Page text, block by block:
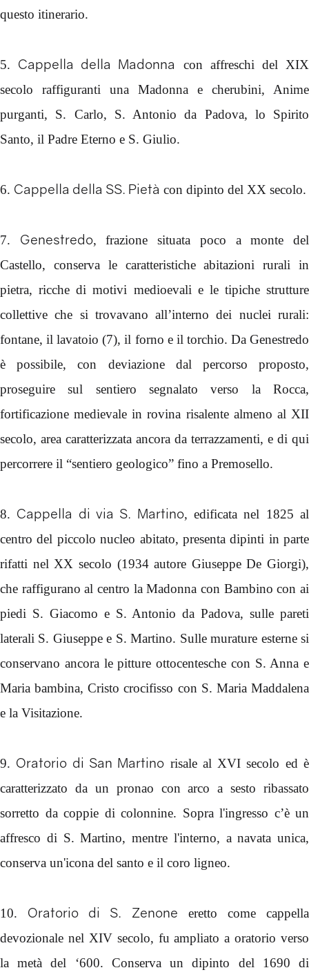
questo itinerario.
5. Cappella della Madonna
con affreschi del XIX
secolo raffiguranti una Madonna e cherubini, Anime
purganti, S. Carlo, S. Antonio da Padova, lo Spirito
Santo, il Padre Eterno e S. Giulio.
6. Cappella della SS. Pietà con dipinto del XX secolo.
7. Genestredo, frazione situata poco a monte del
Castello, conserva le caratteristiche abitazioni rurali in
pietra, ricche di motivi medioevali e le tipiche strutture
collettive che si trovavano all’interno dei nuclei rurali:
fontane, il lavatoio (7), il forno e il torchio. Da Genestredo
è possibile, con deviazione dal percorso proposto,
proseguire sul sentiero segnalato verso la Rocca,
fortificazione medievale in rovina risalente almeno al XII
secolo, area caratterizzata ancora da terrazzamenti, e di qui
percorrere il “sentiero geologico” fino a Premosello.
8. Cappella di via S. Martino, edificata nel 1825 al
centro del piccolo nucleo abitato, presenta dipinti in parte
rifatti nel XX secolo (1934 autore Giuseppe De Giorgi),
che raffigurano al centro la Madonna con Bambino con ai
piedi S. Giacomo e S. Antonio da Padova, sulle pareti
laterali S. Giuseppe e S. Martino. Sulle murature esterne si
conservano ancora le pitture ottocentesche con S. Anna e
Maria bambina, Cristo crocifisso con S. Maria Maddalena
e la Visitazione.
9. Oratorio di San Martino risale al XVI secolo ed è
caratterizzato da un pronao con arco a sesto ribassato
sorretto da coppie di colonnine. Sopra l'ingresso c’è un
affresco di S. Martino, mentre l'interno, a navata unica,
conserva un'icona del santo e il coro ligneo.
10. Oratorio di S. Zenone eretto come cappella
devozionale nel XIV secolo, fu ampliato a oratorio verso
la metà del ‘600. Conserva un dipinto del 1690 di